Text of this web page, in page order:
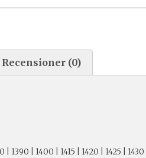
Recensioner (0)
1390 | 1400 | 1415 | 1420 | 1425 |